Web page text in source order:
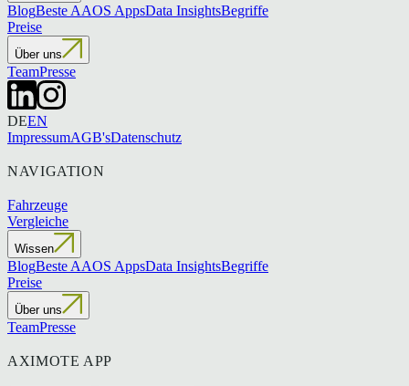
BlogBeste AAOS AppsData InsightsBegriffe
Preise
Über uns
TeamPresse
DEEN
ImpressumAGB'sDatenschutz
NAVIGATION
Fahrzeuge
Vergleiche
Wissen
BlogBeste AAOS AppsData InsightsBegriffe
Preise
Über uns
TeamPresse
AXIMOTE APP